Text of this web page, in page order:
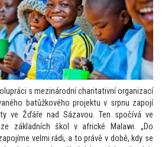
s mezinárodní charitativní organizací
batůžkového projektu v srpnu zapojí
ve Žďáře nad Sázavou. Ten spočívá ve
základních škol v africké Malawi. „Do
velmi rádi, a to právě v době, kdy se